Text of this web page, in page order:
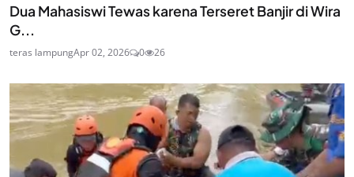
Dua Mahasiswi Tewas karena Terseret Banjir di Wira
G...
teras lampungApr 02, 2026 0 26